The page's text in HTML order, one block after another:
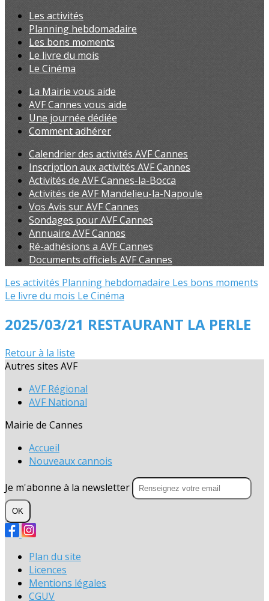
Les activités
Planning hebdomadaire
Les bons moments
Le livre du mois
Le Cinéma
La Mairie vous aide
AVF Cannes vous aide
Une journée dédiée
Comment adhérer
Calendrier des activités AVF Cannes
Inscription aux activités AVF Cannes
Activités de AVF Cannes-la-Bocca
Activités de AVF Mandelieu-la-Napoule
Vos Avis sur AVF Cannes
Sondages pour AVF Cannes
Annuaire AVF Cannes
Ré-adhésions a AVF Cannes
Documents officiels AVF Cannes
Les activités Planning hebdomadaire Les bons moments
Le livre du mois Le Cinéma
2025/03/21 RESTAURANT LA PERLE
Retour à la liste
Autres sites AVF
AVF Régional
AVF National
Mairie de Cannes
Accueil
Nouveaux cannois
Je m'abonne à la newsletter
OK
Plan du site
Licences
Mentions légales
CGUV